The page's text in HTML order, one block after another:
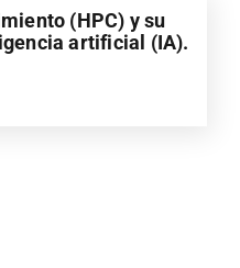
(HPC) y su
artificial (IA).